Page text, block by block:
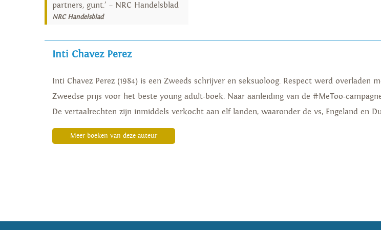
partners, gunt.’ – NRC Handelsblad
NRC Handelsblad
Inti Chavez Perez
Inti Chavez Perez (1984) is een Zweeds schrijver en seksuoloog. Respect werd overladen
Zweedse prijs voor het beste young adult-boek. Naar aanleiding van de #MeToo-
De vertaalrechten zijn inmiddels verkocht aan elf landen, waaronder de vs, Engeland en
Meer boeken van deze auteur